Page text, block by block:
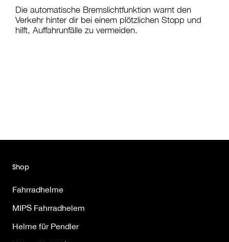
Die automatische Bremslichtfunktion warnt den
Verkehr hinter dir bei einem plötzlichen Stopp und
hilft, Auffahrunfälle zu vermeiden.
Shop
Fahrradhelme
MIPS Fahrradhelem
Helme für Pendler